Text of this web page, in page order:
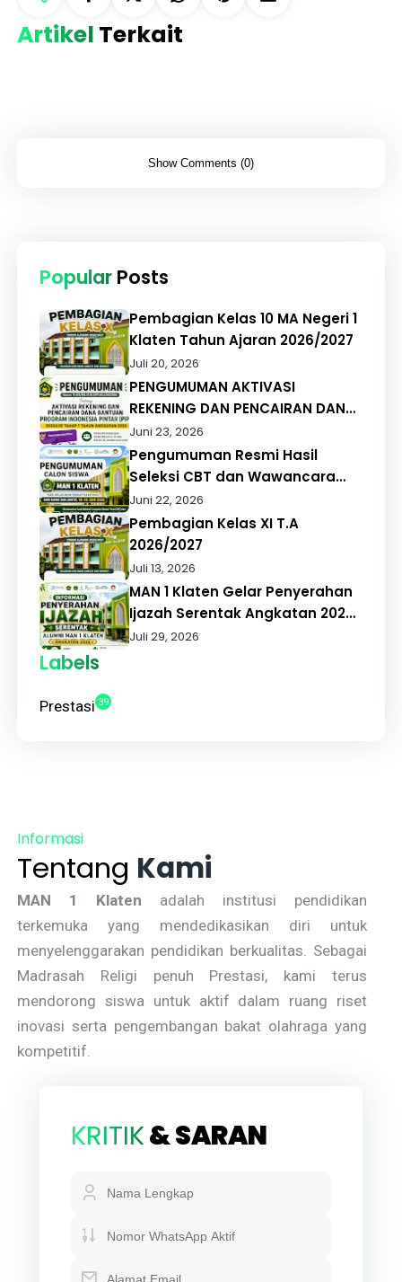
Artikel Terkait
Show Comments (0)
Popular Posts
Pembagian Kelas 10 MA Negeri 1
Klaten Tahun Ajaran 2026/2027
Juli 20, 2026
PENGUMUMAN AKTIVASI
REKENING DAN PENCAIRAN DANA
BANTUAN PROGRAM INDONESIA
PINTAR (PIP) REGULER TAHAP 1
TAHUN ANGGARAN 2026
Juni 23, 2026
Pengumuman Resmi Hasil
Seleksi CBT dan Wawancara
PMBM MAN 1 Klaten Tahun
Pelajaran 2026/2027
Juni 22, 2026
Pembagian Kelas XI T.A
2026/2027
Juli 13, 2026
MAN 1 Klaten Gelar Penyerahan
Ijazah Serentak Angkatan 2026,
Alumni Apresiasi Pelayanan
Juli 29, 2026
Labels
Prestasi 39
Informasi
Tentang Kami
MAN 1 Klaten adalah institusi pendidikan
terkemuka yang mendedikasikan diri untuk
menyelenggarakan pendidikan berkualitas. Sebagai
Madrasah Religi penuh Prestasi, kami terus
mendorong siswa untuk aktif dalam ruang riset
inovasi serta pengembangan bakat olahraga yang
kompetitif.
KRITIK& SARAN